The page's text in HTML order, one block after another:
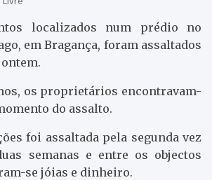
localizados num prédio no
em Bragança, foram assaltados
os proprietários encontravam-
do assalto.
foi assaltada pela segunda vez
semanas e entre os objectos
se jóias e dinheiro.